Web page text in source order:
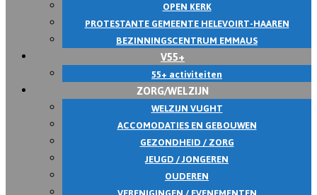
OPEN KERK
PROTESTANTE GEMEENTE HELEVOIRT-HAAREN
BEZINNINGSCENTRUM EMMAUS
V55+
55+ activiteiten
ZORG/WELZIJN
WELZIJN VUGHT
ACCOMODATIES EN GEBOUWEN
GEZONDHEID / ZORG
JEUGD / JONGEREN
OUDEREN